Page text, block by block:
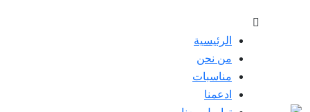
الرئيسية
من نحن
مناسبات
ادعمنا